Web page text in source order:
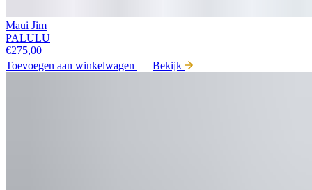
Maui Jim
PALULU
€275,00
Toevoegen aan winkelwagen
Bekijk